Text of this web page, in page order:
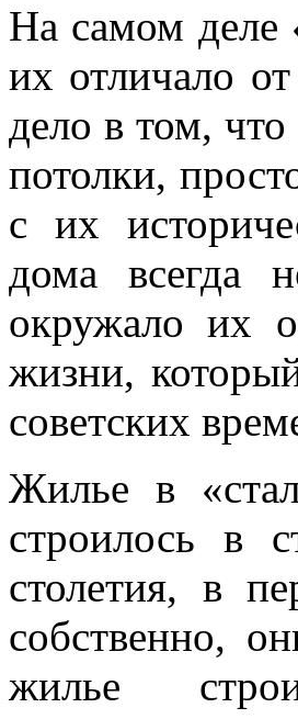
На самом деле
их отличало
дело в том,
потолки,
с их
дома всегда
окружало их
жизни,
советских
Жилье в
строилось в
столетия, в
собственно,
жилье